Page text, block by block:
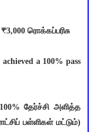
ரொக்கப்பரிசு
a 100% pass
தேர்ச்சி அளித்த
பள்ளிகள் மட்டும்)